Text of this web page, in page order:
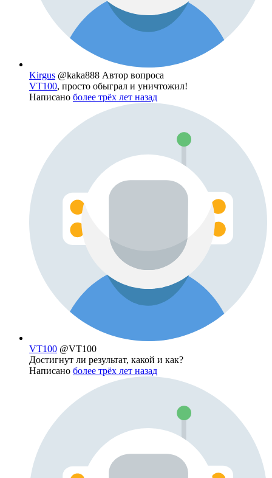
Kirgus @kaka888 Автор вопроса
VT100, просто обыграл и уничтожил!
Написано более трёх лет назад
VT100 @VT100
Достигнут ли результат, какой и как?
Написано более трёх лет назад